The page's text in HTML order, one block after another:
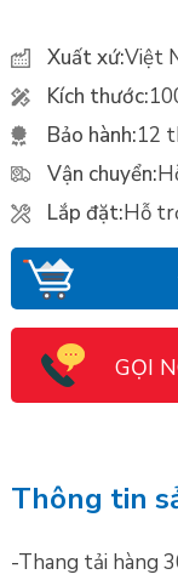
Xuất xứ:Việt
Kích thước:
Bảo hành:12
Vận chuyển:
Lắp đặt:Hỗ
GỌI
Thông tin
-Thang tải hàng